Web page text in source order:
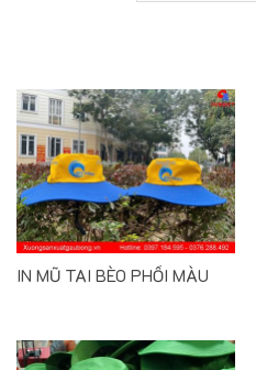
IN MŨ TAI BÈO PHỐI MÀU